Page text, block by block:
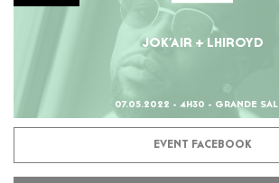
JOK’AIR + LHIROYD
07.05.2022 - 4H30 - GRANDE
EVENT FACEBOOK